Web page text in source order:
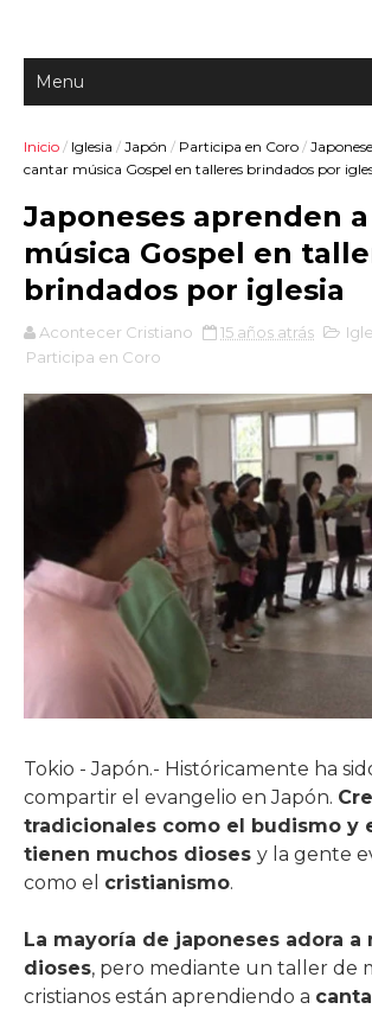
Inicio / Iglesia / Japón / Participa en Coro /
cantar música Gospel en talleres brindados por
Japoneses aprenden
música Gospel en
brindados por iglesia
Acontecer Cristiano 15 años atrás
Participa en Coro
Tokio - Japón.- Históricamente ha
compartir el evangelio en Japón.
tradicionales como el budismo y
tienen muchos dioses y la gente
como el cristianismo.
La mayoría de japoneses adora a
dioses, pero mediante un taller de
cristianos están aprendiendo a